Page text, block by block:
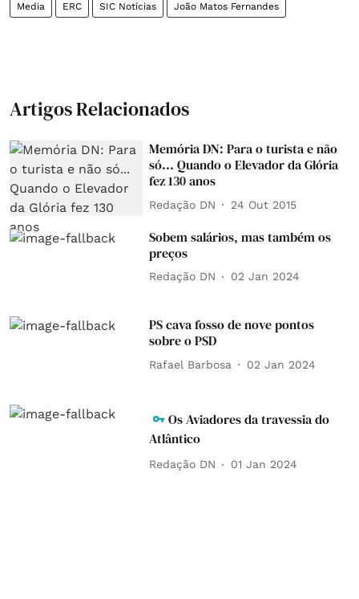
Media ERC SIC Notícias João Matos Fernandes
Artigos Relacionados
Memória DN: Para o turista e não
só... Quando o Elevador da Glória
fez 130 anos
Redação DN 24 Out 2015
Sobem salários, mas também os
preços
Redação DN 02 Jan 2024
PS cava fosso de nove pontos
sobre o PSD
Rafael Barbosa 02 Jan 2024
Os Aviadores da travessia do
Atlântico
Redação DN 01 Jan 2024